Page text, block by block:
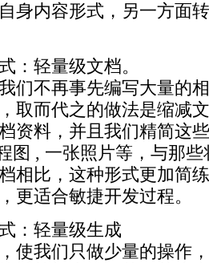
身内容形式，另一方面
：轻量级文档。
们不再事先编写大量的
取而代之的做法是缩减
资料，并且我们精简这
图 , 一张照片等，与那
相比，这种形式更加简
更适合敏捷开发过程。
：轻量级生成
使我们只做少量的操作